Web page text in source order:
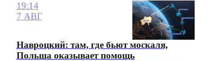
19:14
7 АВГ
Навроцкий: там, где бьют москаля,
Польша оказывает помощь